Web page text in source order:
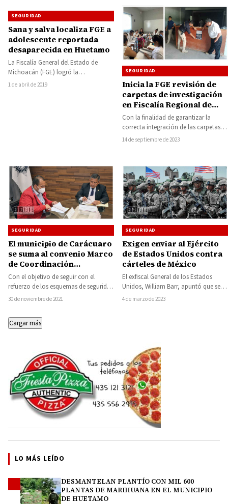
SEGURIDAD
Sana y salva localiza FGE a
adolescente reportada
desaparecida en Huetamo
La Fiscalía General del Estado de
Michoacán (FGE) logró la
localización, sana y salva, de una
1 de abril de 2019
SEGURIDAD
Inicia la FGE revisión de
carpetas de investigación
en Fiscalía Regional de
Huetamo
Con la finalidad de garantizar la
correcta integración de las carpetas
de investigación y el debido proceso
14 de septiembre de 2023
SEGURIDAD
El municipio de Carácuaro
se suma al convenio Marco
de Coordinación
Intergubernamental en
Materia de Seguridad
Pública
Con el objetivo de seguir con el
refuerzo de los esquemas de seguridad
en el Estado, este lunes…
30 de noviembre de 2021
SEGURIDAD
Exigen enviar al Ejército
de Estados Unidos contra
cárteles de México
El exfiscal General de los Estados
Unidos, William Barr, apuntó que se
debe utilizar al Ejército de Estados…
4 de marzo de 2023
Cargar más
LO MÁS LEÍDO
DESMANTELAN PLANTÍO CON MIL 600
PLANTAS DE MARIHUANA EN EL MUNICIPIO
DE HUETAMO